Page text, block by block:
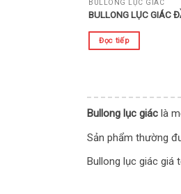
BULLONG LỤC GIÁC
BULLONG LỤC GIÁC
Đọc tiếp
Bullong lục giáclà
Sản phẩm thường
Bullong lục giác giá